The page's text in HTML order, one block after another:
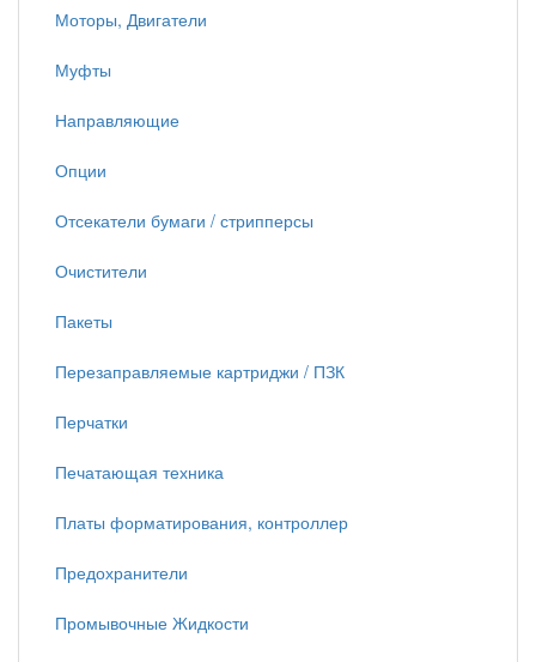
Моторы, Двигатели
Муфты
Направляющие
Опции
Отсекатели бумаги / стрипперсы
Очистители
Пакеты
Перезаправляемые картриджи / ПЗК
Перчатки
Печатающая техника
Платы форматирования, контроллер
Предохранители
Промывочные Жидкости